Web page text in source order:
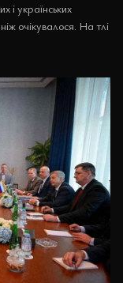
і українських
очікувалося. На тлі